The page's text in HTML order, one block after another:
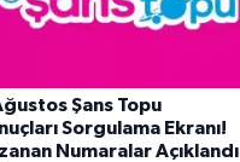
Şans Topu
Sorgulama Ekranı!
Numaralar Açıklandı